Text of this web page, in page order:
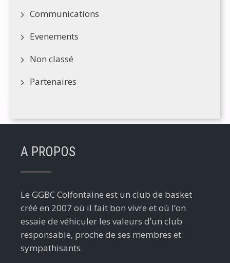
Communications
Evenements
Non classé
Partenaires
A PROPOS
Le GGBC Colfontaine est un club de basket
créé en 2007 où il fait bon vivre et où l’on
essaie de véhiculer les valeurs d’un club
responsable, proche de ses membres et
sympathisants.